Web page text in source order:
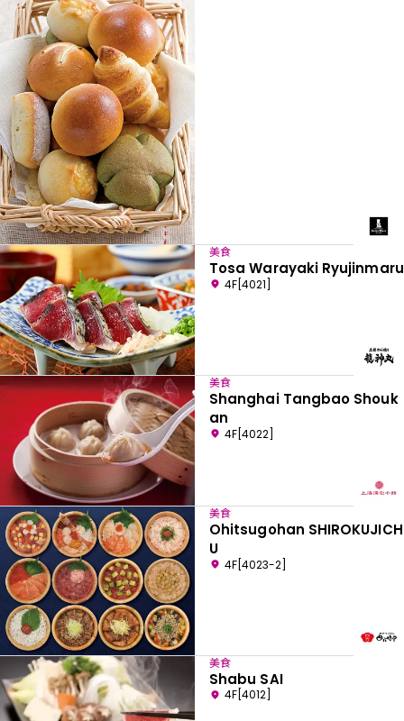
美食
Tosa Warayaki Ryujinmaru
4F[4021]
美食
Shanghai Tangbao Shouk
an
4F[4022]
美食
Ohitsugohan SHIROKUJICH
U
4F[4023-2]
美食
Shabu SAI
4F[4012]